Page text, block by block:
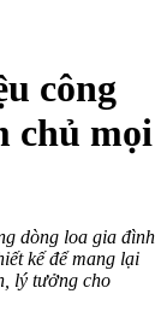
công
chủ mọi
dòng loa gia đình
kế để mang lại
lý tưởng cho